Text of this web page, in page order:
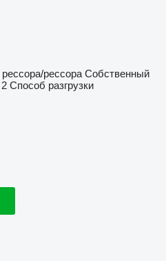
рессора/рессора Собственный
2 Способ разгрузки